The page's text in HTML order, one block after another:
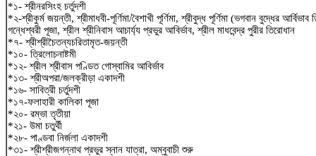
*১- শ্রীনরসিংহ চর্তুদশী
*২-শ্রীকুর্ম জয়ন্তী, শ্রীমাধবী-পূর্ণিমা/বৈশাখী পূর্ণিমা, শ্রীবুদ্ধ পূর্ণিমা (ভগবান বুদ্ধের
গন্ধেশ্বরী পূজা, শ্রীল শ্রীনিবাস আচার্য্য প্রভুর আবির্ভাব, শ্রীল মাধবেন্দ্র পুরীর তিরোধান
*৭- শ্রীশ্রীচৈতন্যচরিতামৃত-জয়ন্তী
*১০- ত্রিলোচনাষ্টমী
*১২- শ্রীল শ্রীবাস পণ্ডিত গোস্বামির আবির্ভাব
*১৩- শ্রীঅপরা/জলক্রীড়া একাদশী
*১৬- সাবিত্রী চর্তুদশী
*১৭-ফলাহারী কালিকা পূজা
*২০- রম্ভা তৃতীয়া
*২১- উমা চতুর্থী
*২৮- পাণ্ডবা নির্জলা একাদশী
*৩১- শ্রীশ্রীজগন্নাথ প্রভুর স্নান যাত্রা, অম্বুবাচী শুরু